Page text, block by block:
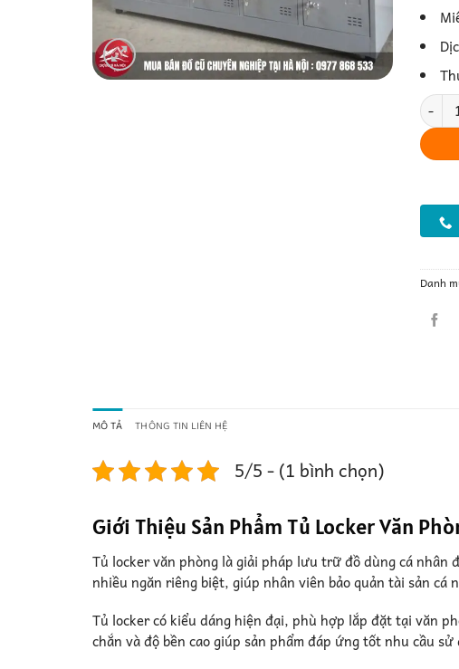
Tủ
Danh
MÔ TẢ THÔNG TIN LIÊN HỆ
5/5 - (1 bình chọn)
Giới Thiệu Sản Phẩm Tủ Locker Văn
Tủ locker văn phòng là giải pháp lưu trữ đồ dùng cá
nhiều ngăn riêng biệt, giúp nhân viên bảo quản tài sản cá
Tủ locker có kiểu dáng hiện đại, phù hợp lắp đặt tại văn
chắn và độ bền cao giúp sản phẩm đáp ứng tốt nhu cầu